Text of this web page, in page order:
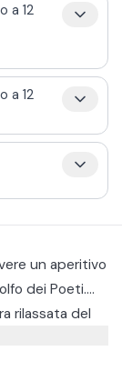
a 12
a 12
un aperitivo
dei Poeti.
delle
rilassata del
calette